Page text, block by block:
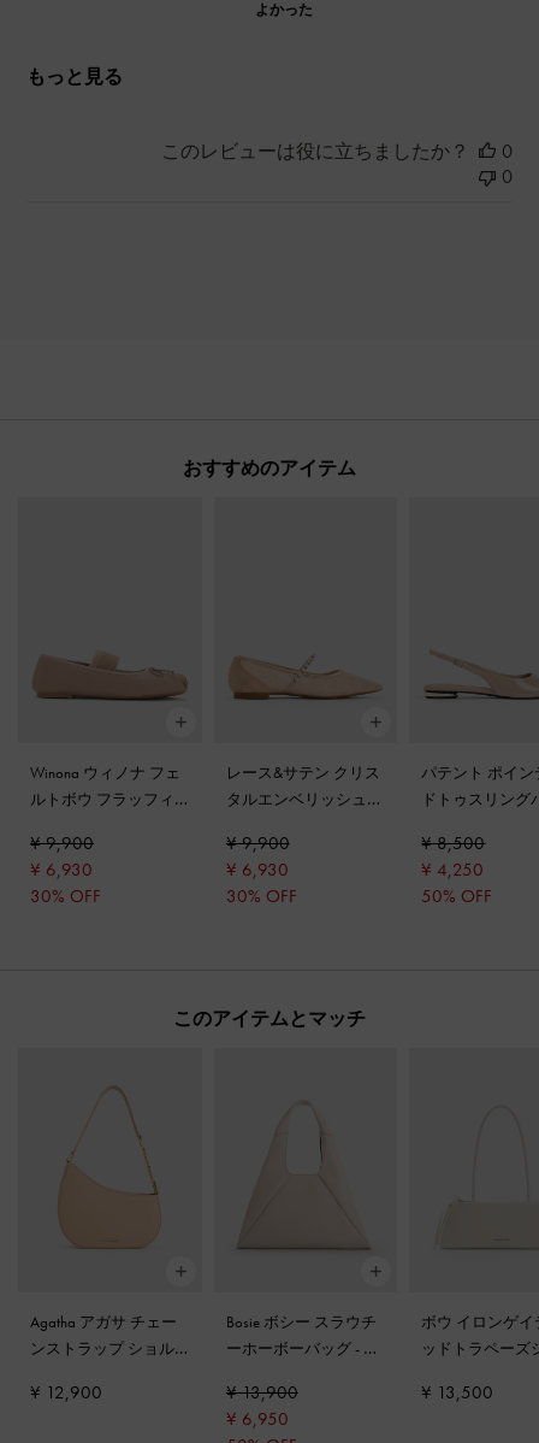
よかった
もっと見る
このレビューは役に立ちましたか？
0
0
おすすめのアイテム
Winona ウィノナ フェ
ルトボウ フラッフィ
ェーンフラット
ド
¥ 9,900
¥ 6,930
30% OFF
レース&サテン クリス
タルエンベリッシュド
ト -ヌード
¥ 9,900
¥ 6,930
30% OFF
パテント ポイン
ドトゥスリング
¥ 8,500
¥ 4,250
50% OFF
このアイテムとマッチ
Agatha アガサ チェー
ンストラップ ショル
¥ 12,900
Bosie ボシー スラウチ
ーホーボーバッグ- オ
¥ 13,900
¥ 6,950
ボウ イロンゲイ
ッドトラペーズ
¥ 13,500